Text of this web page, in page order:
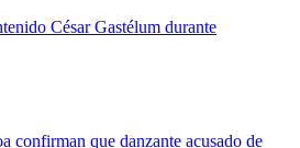
César Gastélum durante
confirman que danzante acusado de